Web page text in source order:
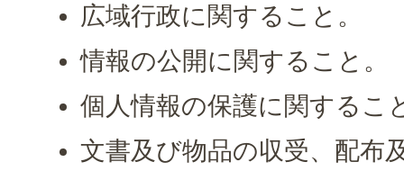
広域行政に関すること。
情報の公開に関すること。
個人情報の保護に関するこ
文書及び物品の収受、配布